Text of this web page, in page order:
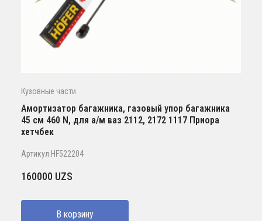
Кузовные части
Амортизатор багажника, газовый упор багажника
45 см 460 N, для а/м ваз 2112, 2172 1117 Приора
хетчбек
Артикул:HF522204
160000 UZS
В корзину